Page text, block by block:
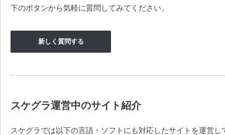
下のボタンから気軽に質問してみてください。
新しく質問する
スケグラ運営中のサイト紹介
スケグラでは以下の言語・ソフトにも対応したサイトを運営し